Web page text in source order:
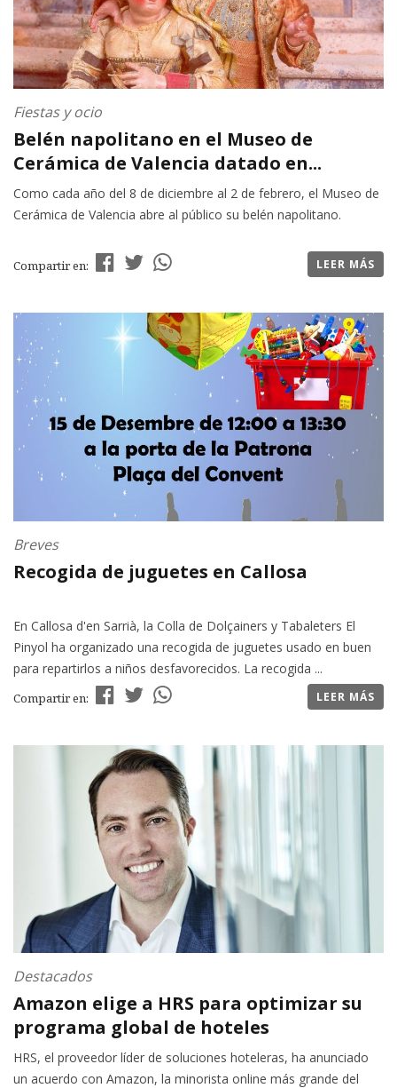
Fiestas y ocio
Belén napolitano en el Museo de
Cerámica de Valencia datado en...
Como cada año del 8 de diciembre al 2 de febrero, el Museo de
Cerámica de Valencia abre al público su belén napolitano.
Compartir en: LEER MÁS
Breves
Recogida de juguetes en Callosa
En Callosa d'en Sarrià, la Colla de Dolçainers y Tabaleters El
Pinyol ha organizado una recogida de juguetes usado en buen
para repartirlos a niños desfavorecidos. La recogida ...
Compartir en: LEER MÁS
Destacados
Amazon elige a HRS para optimizar su
programa global de hoteles
HRS, el proveedor líder de soluciones hoteleras, ha anunciado
un acuerdo con Amazon, la minorista online más grande del